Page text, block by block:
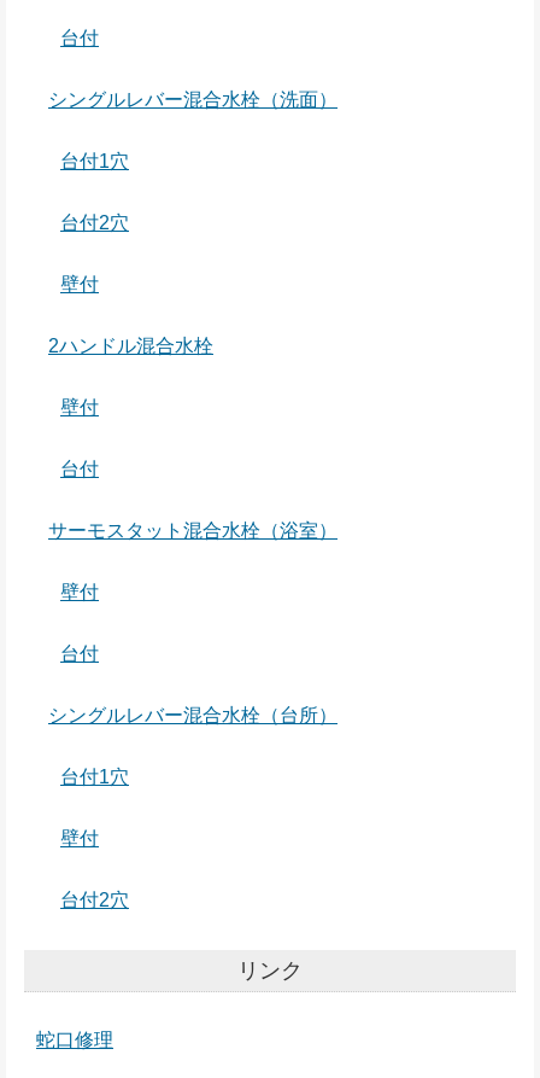
台付
シングルレバー混合水栓（洗面）
台付1穴
台付2穴
壁付
2ハンドル混合水栓
壁付
台付
サーモスタット混合水栓（浴室）
壁付
台付
シングルレバー混合水栓（台所）
台付1穴
壁付
台付2穴
リンク
蛇口修理